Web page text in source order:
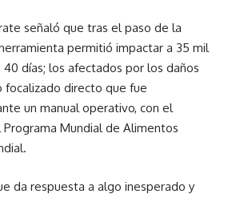
señaló que tras el paso de la
permitió impactar a 35 mil
días; los afectados por los daños
focalizado directo que fue
un manual operativo, con el
Mundial de Alimentos
da respuesta a algo inesperado y